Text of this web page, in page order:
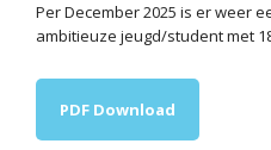
Per December 2025 is er weer
ambitieuze jeugd/student met
PDF Download